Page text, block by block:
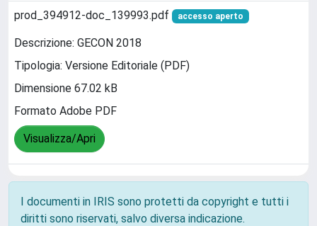
prod_394912-doc_139993.pdf accesso aperto
Descrizione: GECON 2018
Tipologia: Versione Editoriale (PDF)
Dimensione 67.02 kB
Formato Adobe PDF
Visualizza/Apri
I documenti in IRIS sono protetti da copyright e tutti i
diritti sono riservati, salvo diversa indicazione.